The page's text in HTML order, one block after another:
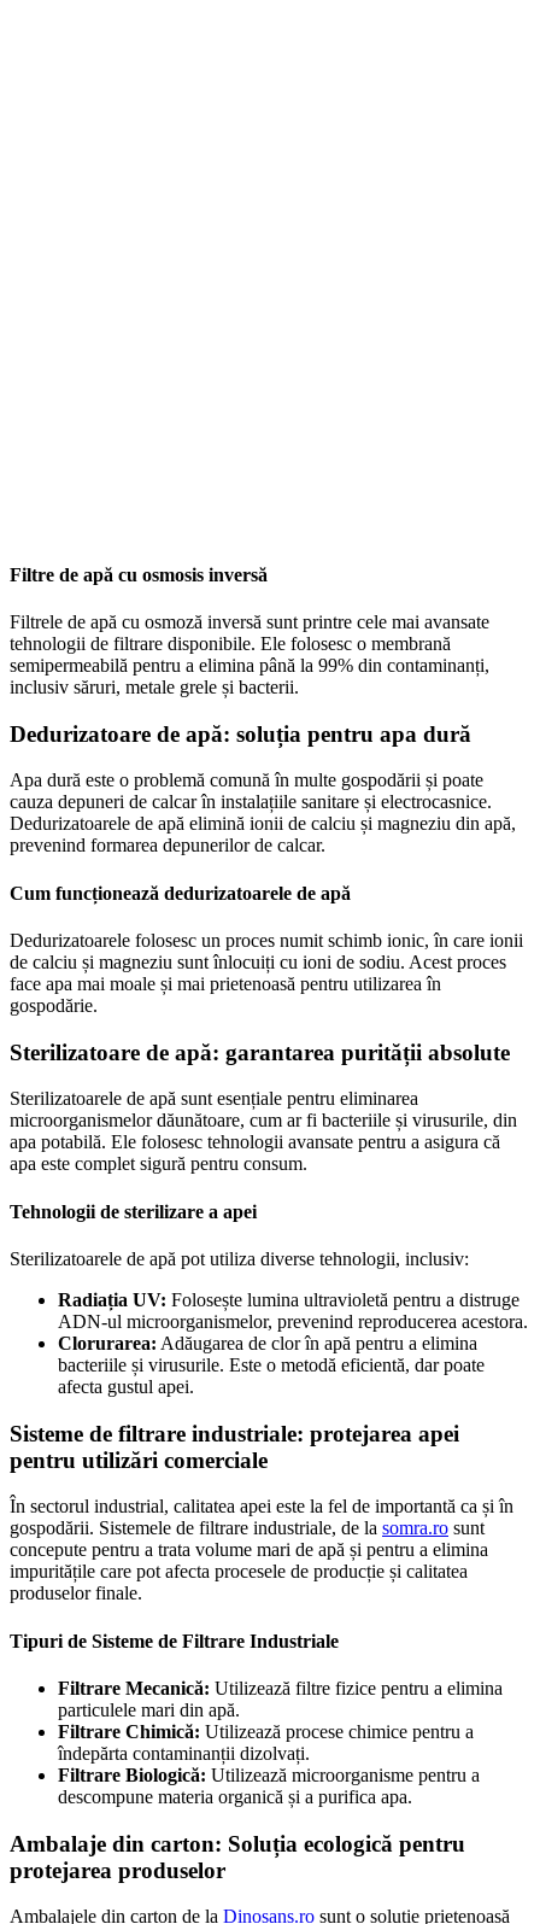
Filtre de apă cu osmosis inversă
Filtrele de apă cu osmoză inversă sunt printre cele mai avansate
tehnologii de filtrare disponibile. Ele folosesc o membrană
semipermeabilă pentru a elimina până la 99% din contaminanți,
inclusiv săruri, metale grele și bacterii.
Dedurizatoare de apă: soluția pentru apa dură
Apa dură este o problemă comună în multe gospodării și poate
cauza depuneri de calcar în instalațiile sanitare și electrocasnice.
Dedurizatoarele de apă elimină ionii de calciu și magneziu din apă,
prevenind formarea depunerilor de calcar.
Cum funcționează dedurizatoarele de apă
Dedurizatoarele folosesc un proces numit schimb ionic, în care ionii
de calciu și magneziu sunt înlocuiți cu ioni de sodiu. Acest proces
face apa mai moale și mai prietenoasă pentru utilizarea în
gospodărie.
Sterilizatoare de apă: garantarea purității absolute
Sterilizatoarele de apă sunt esențiale pentru eliminarea
microorganismelor dăunătoare, cum ar fi bacteriile și virusurile, din
apa potabilă. Ele folosesc tehnologii avansate pentru a asigura că
apa este complet sigură pentru consum.
Tehnologii de sterilizare a apei
Sterilizatoarele de apă pot utiliza diverse tehnologii, inclusiv:
Radiația UV: Folosește lumina ultravioletă pentru a distruge
ADN-ul microorganismelor, prevenind reproducerea acestora.
Clorurarea: Adăugarea de clor în apă pentru a elimina
bacteriile și virusurile. Este o metodă eficientă, dar poate
afecta gustul apei.
Sisteme de filtrare industriale: protejarea apei
pentru utilizări comerciale
În sectorul industrial, calitatea apei este la fel de importantă ca și în
gospodării. Sistemele de filtrare industriale, de la somra.ro sunt
concepute pentru a trata volume mari de apă și pentru a elimina
impuritățile care pot afecta procesele de producție și calitatea
produselor finale.
Tipuri de Sisteme de Filtrare Industriale
Filtrare Mecanică: Utilizează filtre fizice pentru a elimina
particulele mari din apă.
Filtrare Chimică: Utilizează procese chimice pentru a
îndepărta contaminanții dizolvați.
Filtrare Biologică: Utilizează microorganisme pentru a
descompune materia organică și a purifica apa.
Ambalaje din carton: Soluția ecologică pentru
protejarea produselor
Ambalajele din carton de la Dinosans.ro sunt o soluție prietenoasă